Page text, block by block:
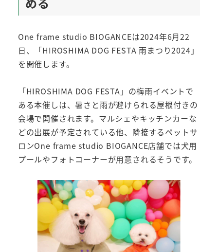
One frame studio BIOGANCEは2024年6月22
日、「HIROSHIMA DOG FESTA 雨まつり2024」
を開催します。
「HIROSHIMA DOG FESTA」の梅雨イベントで
ある本催しは、暑さと雨が避けられる屋根付きの
会場で開催されます。マルシェやキッチンカーな
どの出展が予定されている他、隣接するペットサ
ロンOne frame studio BIOGANCE店舗では犬用
プールやフォトコーナーが用意されるそうです。